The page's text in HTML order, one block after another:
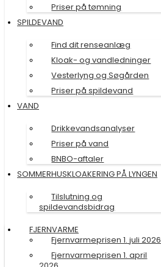
Priser på tømning
SPILDEVAND
Find dit renseanlæg
Kloak- og vandledninger
Vesterlyng og Søgården
Priser på spildevand
VAND
Drikkevandsanalyser
Priser på vand
BNBO-aftaler
SOMMERHUSKLOAKERING PÅ LYNGEN
Tilslutning og
spildevandsbidrag
FJERNVARME
Fjernvarmeprisen 1. juli 2026
Fjernvarmeprisen 1. april